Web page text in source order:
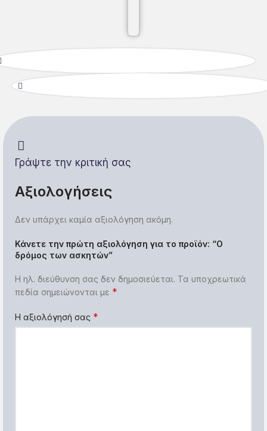
Γράψτε την κριτική σας
Αξιολογήσεις
Δεν υπάρχει καμία αξιολόγηση ακόμη.
Κάνετε την πρώτη αξιολόγηση για το προϊόν: “Ο
δρόμος των ασκητών”
Η ηλ. διεύθυνση σας δεν δημοσιεύεται. Τα υποχρεωτικά
πεδία σημειώνονται με *
Η αξιολόγησή σας *